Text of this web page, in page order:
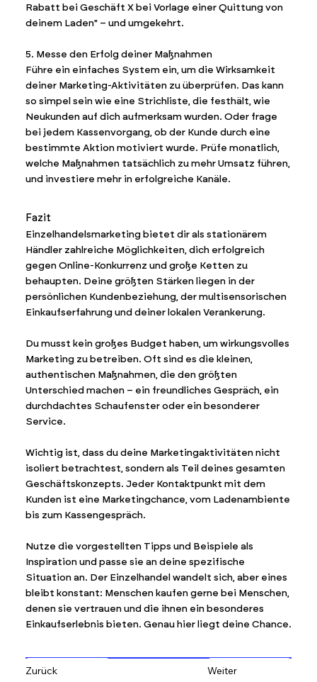
Rabatt bei Geschäft X bei Vorlage einer Quittung von
deinem Laden" – und umgekehrt.
5. Messe den Erfolg deiner Maßnahmen
Führe ein einfaches System ein, um die Wirksamkeit
deiner Marketing-Aktivitäten zu überprüfen. Das kann
so simpel sein wie eine Strichliste, die festhält, wie
Neukunden auf dich aufmerksam wurden. Oder frage
bei jedem Kassenvorgang, ob der Kunde durch eine
bestimmte Aktion motiviert wurde. Prüfe monatlich,
welche Maßnahmen tatsächlich zu mehr Umsatz führen,
und investiere mehr in erfolgreiche Kanäle.
Fazit
Einzelhandelsmarketing bietet dir als stationärem
Händler zahlreiche Möglichkeiten, dich erfolgreich
gegen Online-Konkurrenz und große Ketten zu
behaupten. Deine größten Stärken liegen in der
persönlichen Kundenbeziehung, der multisensorischen
Einkaufserfahrung und deiner lokalen Verankerung.
Du musst kein großes Budget haben, um wirkungsvolles
Marketing zu betreiben. Oft sind es die kleinen,
authentischen Maßnahmen, die den größten
Unterschied machen – ein freundliches Gespräch, ein
durchdachtes Schaufenster oder ein besonderer
Service.
Wichtig ist, dass du deine Marketingaktivitäten nicht
isoliert betrachtest, sondern als Teil deines gesamten
Geschäftskonzepts. Jeder Kontaktpunkt mit dem
Kunden ist eine Marketingchance, vom Ladenambiente
bis zum Kassengespräch.
Nutze die vorgestellten Tipps und Beispiele als
Inspiration und passe sie an deine spezifische
Situation an. Der Einzelhandel wandelt sich, aber eines
bleibt konstant: Menschen kaufen gerne bei Menschen,
denen sie vertrauen und die ihnen ein besonderes
Einkaufserlebnis bieten. Genau hier liegt deine Chance.
Zurück Weiter